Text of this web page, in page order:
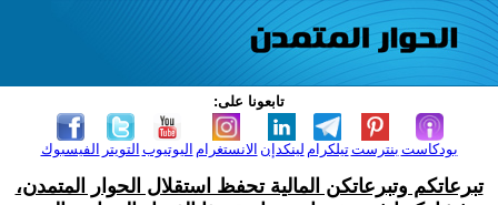
تابعونا على:
الفيسبوك التويتر اليوتيوب الانستغرام لينكدإن تيلكرامبنترست بودكاست
تبرعاتكم وتبرعاتكن المالية تحفظ استقلال الحوار المتمدن،